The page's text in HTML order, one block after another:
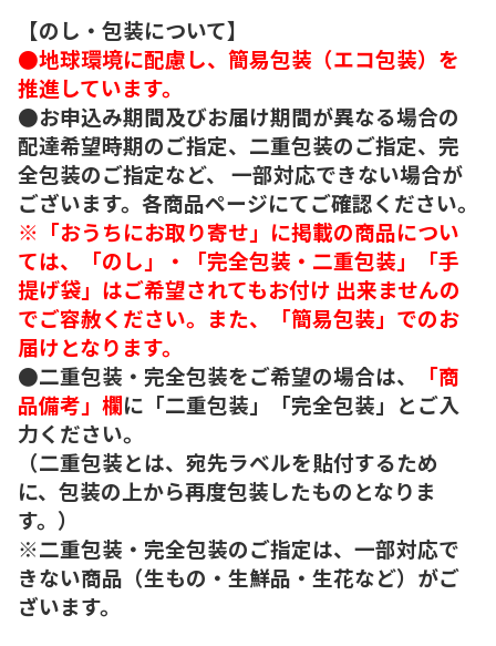
【のし・包装について】
●地球環境に配慮し、簡易包装（エコ包装）を
推進しています。
●お申込み期間及びお届け期間が異なる場合の
配達希望時期のご指定、二重包装のご指定、完
全包装のご指定など、 一部対応できない場合が
ございます。各商品ページにてご確認ください。
※「おうちにお取り寄せ」に掲載の商品につい
ては、「のし」・「完全包装・二重包装」「手
提げ袋」はご希望されてもお付け 出来ませんの
でご容赦ください。また、「簡易包装」でのお
届けとなります。
●二重包装・完全包装をご希望の場合は、
「商
品備考」欄に「二重包装」「完全包装」とご入
力ください。
（二重包装とは、宛先ラベルを貼付するため
に、包装の上から再度包装したものとなりま
す。）
※二重包装・完全包装のご指定は、一部対応で
きない商品（生もの・生鮮品・生花など）がご
ざいます。